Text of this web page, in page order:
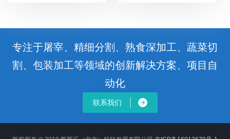
专注于屠宰、精细分割、熟食深加工、蔬菜切
割、包装加工等领域的创新解决方案、项目自
动化
联系我们